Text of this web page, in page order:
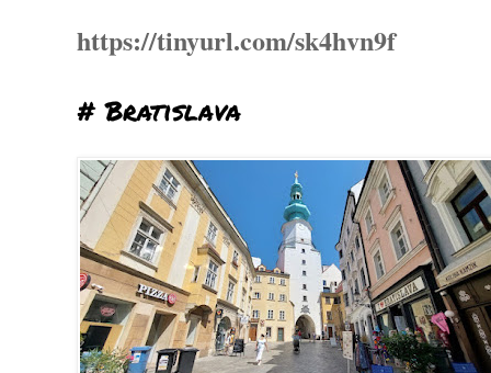
https://tinyurl.com/sk4hvn9f
# Bratislava